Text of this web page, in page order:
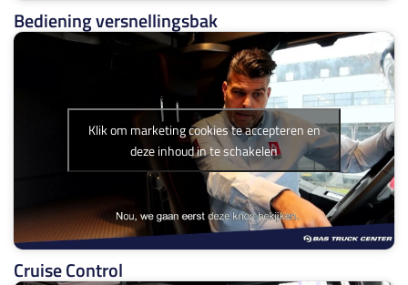
Bediening versnellingsbak
Klik om marketing cookies te accepteren en
deze inhoud in te schakelen
Cruise Control